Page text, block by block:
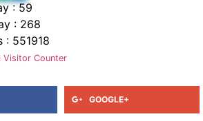
: 59
: 268
: 551918
Visitor Counter
GOOGLE+